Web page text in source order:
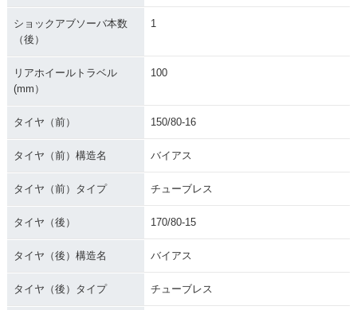
ショックアブソーバ本数
（後）
1
リアホイールトラベル
(mm）
100
タイヤ（前） 150/80-16
タイヤ（前）構造名 バイアス
タイヤ（前）タイプ チューブレス
タイヤ（後） 170/80-15
タイヤ（後）構造名 バイアス
タイヤ（後）タイプ チューブレス